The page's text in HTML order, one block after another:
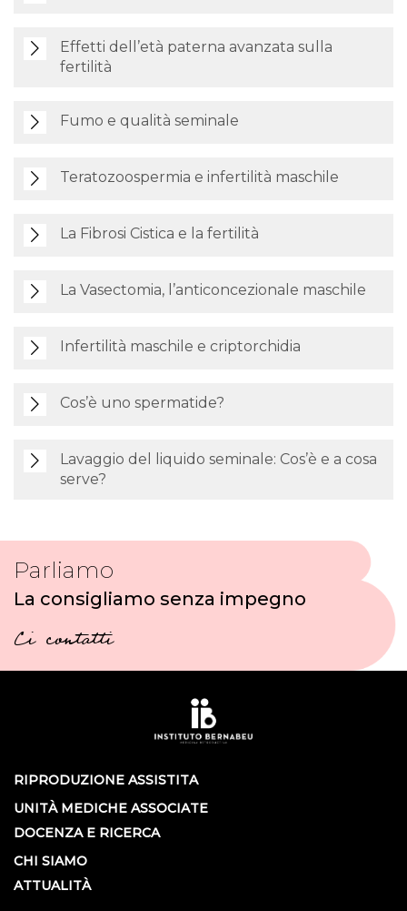
Effetti dell’età paterna avanzata sulla
fertilità
Fumo e qualità seminale
Teratozoospermia e infertilità maschile
La Fibrosi Cistica e la fertilità
La Vasectomia, l’anticoncezionale maschile
Infertilità maschile e criptorchidia
Cos’è uno spermatide?
Lavaggio del liquido seminale: Cos’è e a cosa
serve?
Parliamo
La consigliamo senza impegno
Ci contatti
RIPRODUZIONE ASSISTITA
UNITÀ MEDICHE ASSOCIATE
DOCENZA E RICERCA
CHI SIAMO
ATTUALITÀ